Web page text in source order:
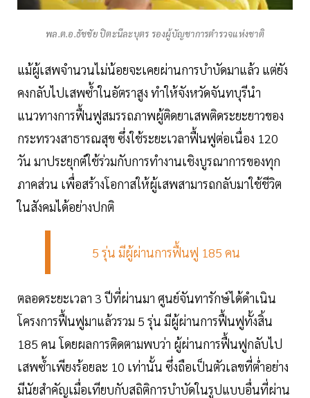
พล.ต.อ.ธัชชัย ปิตะนีละบุตร รองผู้บัญชาการตำรวจแห่งชาติ
แม้ผู้เสพจำนวนไม่น้อยจะเคยผ่านการบำบัดมาแล้ว แต่ยัง
คงกลับไปเสพซ้ำในอัตราสูง ทำให้จังหวัดจันทบุรีนำ
แนวทางการฟื้นฟูสมรรถภาพผู้ติดยาเสพติดระยะยาวของ
กระทรวงสาธารณสุข ซึ่งใช้ระยะเวลาฟื้นฟูต่อเนื่อง 120
วัน มาประยุกต์ใช้ร่วมกับการทำงานเชิงบูรณาการของทุก
ภาคส่วน เพื่อสร้างโอกาสให้ผู้เสพสามารถกลับมาใช้ชีวิต
ในสังคมได้อย่างปกติ
5 รุ่น มีผู้ผ่านการฟื้นฟู 185 คน
ตลอดระยะเวลา 3 ปีที่ผ่านมา ศูนย์จันทารักษ์ได้ดำเนิน
โครงการฟื้นฟูมาแล้วรวม 5 รุ่น มีผู้ผ่านการฟื้นฟูทั้งสิ้น
185 คน โดยผลการติดตามพบว่า ผู้ผ่านการฟื้นฟูกลับไป
เสพซ้ำเพียงร้อยละ 10 เท่านั้น ซึ่งถือเป็นตัวเลขที่ต่ำอย่าง
มีนัยสำคัญเมื่อเทียบกับสถิติการบำบัดในรูปแบบอื่นที่ผ่าน